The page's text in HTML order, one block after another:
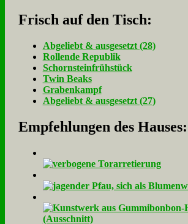
Frisch auf den Tisch:
Ab­ge­liebt & aus­ge­setzt (28)
Rol­len­de Re­pu­blik
Schorn­stein­früh­stück
Twin Beaks
Gra­ben­kampf
Ab­ge­liebt & aus­ge­setzt (27)
Empfehlungen des Hauses: